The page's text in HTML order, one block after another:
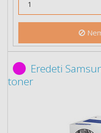
Eredeti
toner